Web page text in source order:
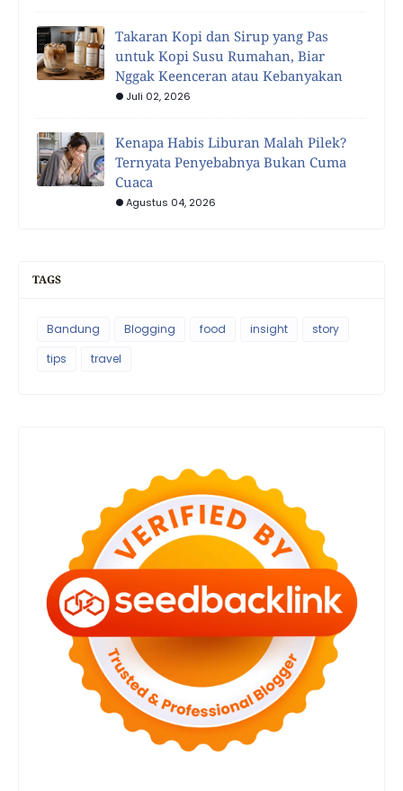
Takaran Kopi dan Sirup yang Pas
untuk Kopi Susu Rumahan, Biar
Nggak Keenceran atau Kebanyakan
Juli 02, 2026
Kenapa Habis Liburan Malah Pilek?
Ternyata Penyebabnya Bukan Cuma
Cuaca
Agustus 04, 2026
TAGS
Bandung Blogging food insight
story
tips
travel